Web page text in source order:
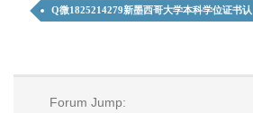
Q微1825214279新墨西哥大学本科学位证书认
Forum Jump: